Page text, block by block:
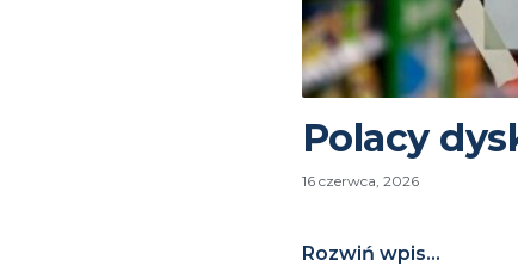
Polacy
16 czerwca, 2026
Rozwiń wpis...